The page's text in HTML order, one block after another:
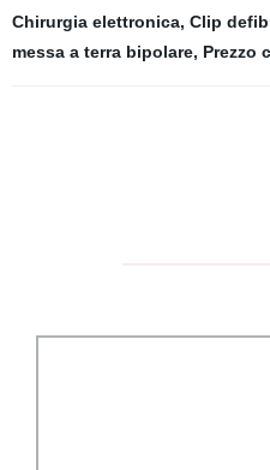
Chirurgia elettronica, Clip
messa a terra bipolare, Prezzo